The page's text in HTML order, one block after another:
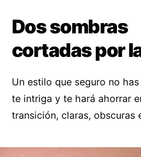
Dos sombras
cortadas por
Un estilo que seguro no
te intriga y te hará ahorrar
transición, claras, obscuras